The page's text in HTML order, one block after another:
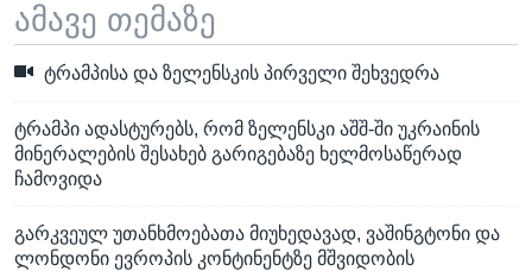
ამავე თემაზე
ტრამპისა და ზელენსკის პირველი შეხვედრა
ტრამპი ადასტურებს, რომ ზელენსკი აშშ-ში უკრაინის
მინერალების შესახებ გარიგებაზე ხელმოსაწერად
ჩამოვიდა
გარკვეულ უთანხმოებათა მიუხედავად, ვაშინგტონი და
ლონდონი ევროპის კონტინენტზე მშვიდობის